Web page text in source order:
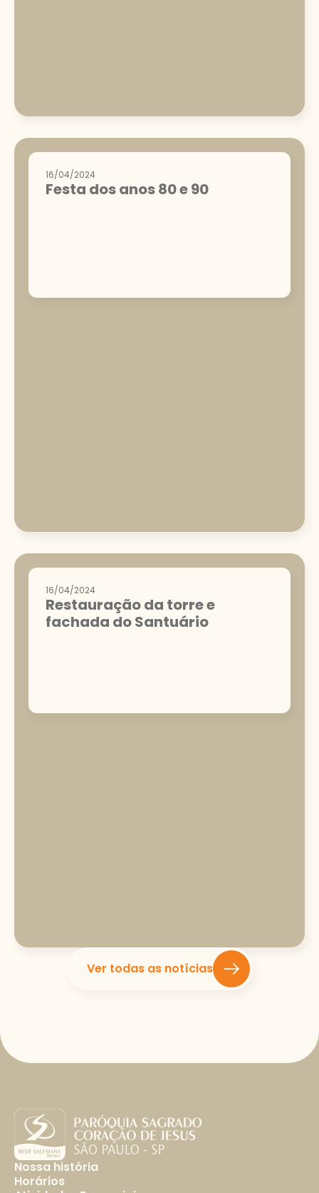
16/04/2024
Festa dos anos 80 e 90
16/04/2024
Restauração da torre e
fachada do Santuário
Ver todas as notícias
Nossa história
Horários